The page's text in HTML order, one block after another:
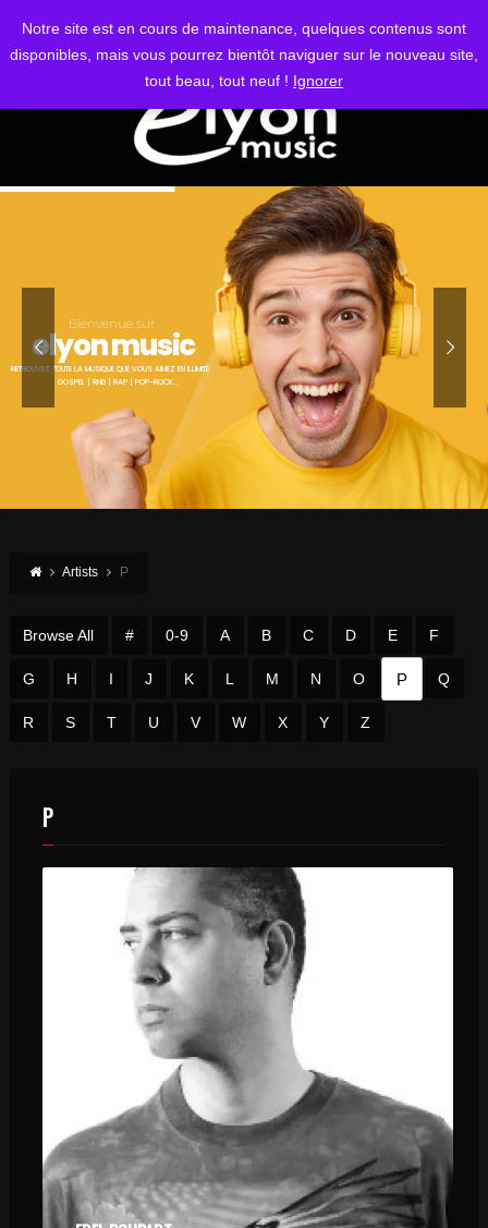
Notre site est en cours de maintenance, quelques contenus sont
disponibles, mais vous pourrez bientôt naviguer sur le nouveau site,
tout beau, tout neuf ! Ignorer
S'IDENTIFIER
Bienvenue sur
elyon music
RETROUVEZ TOUTE LA MUSIQUE QUE VOUS AIMEZ EN ILLIMITÉ
GOSPEL | RNB | RAP | POP-ROCK...
Artists P
Browse All # 0-9 A B C D E F
G H I J K L M N O P Q
R S T U V W X Y Z
P